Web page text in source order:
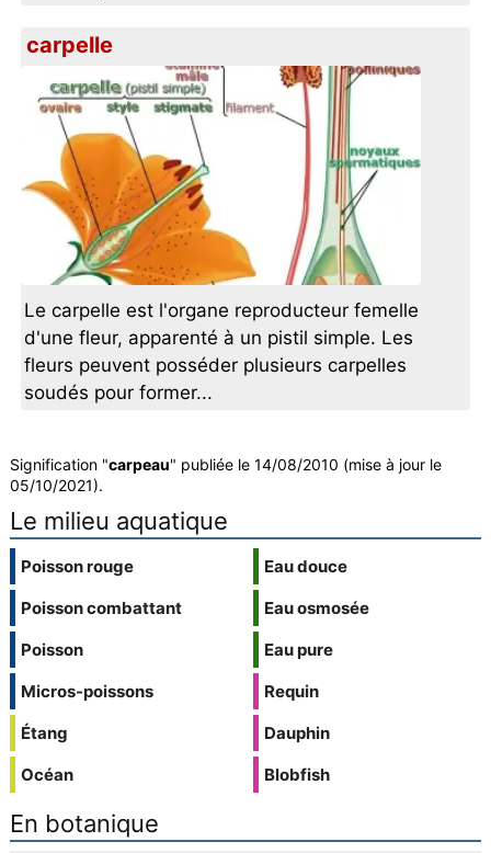
carpelle
Le carpelle est l'organe reproducteur femelle
d'une fleur, apparenté à un pistil simple. Les
fleurs peuvent posséder plusieurs carpelles
soudés pour former...
Signification "carpeau" publiée le 14/08/2010 (mise à jour le
05/10/2021).
Le milieu aquatique
Poisson rouge
Poisson combattant
Poisson
Micros-poissons
Étang
Océan
Eau douce
Eau osmosée
Eau pure
Requin
Dauphin
Blobfish
En botanique